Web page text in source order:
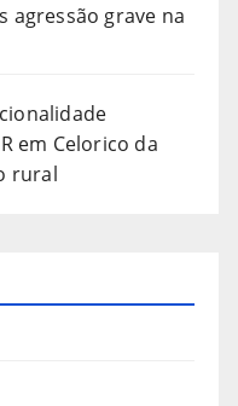
agressão grave na
em Celorico da
rural